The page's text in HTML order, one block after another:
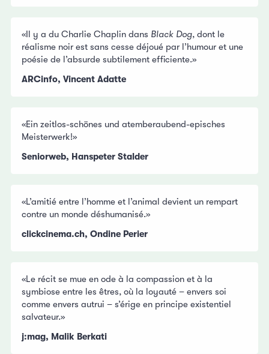
«Il y a du Charlie Chaplin dans Black Dog, dont le
réalisme noir est sans cesse déjoué par l’humour et une
poésie de l’absurde subtilement efficiente.»
ARCinfo, Vincent Adatte
«Ein zeitlos-schönes und atemberaubend-episches
Meisterwerk!»
Seniorweb, Hanspeter Stalder
«L’amitié entre l’homme et l’animal devient un rempart
contre un monde déshumanisé.»
clickcinema.ch, Ondine Perier
«Le récit se mue en ode à la compassion et à la
symbiose entre les êtres, où la loyauté – envers soi
comme envers autrui – s’érige en principe existentiel
salvateur.»
j:mag, Malik Berkati